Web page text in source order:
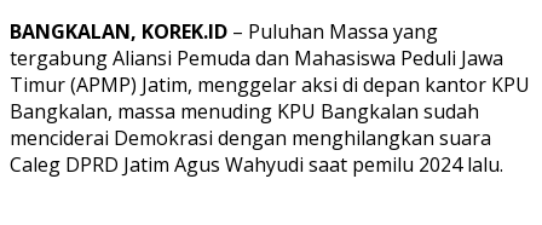
BANGKALAN, KOREK.ID – Puluhan Massa yang
tergabung Aliansi Pemuda dan Mahasiswa Peduli Jawa
Timur (APMP) Jatim, menggelar aksi di depan kantor KPU
Bangkalan, massa menuding KPU Bangkalan sudah
menciderai Demokrasi dengan menghilangkan suara
Caleg DPRD Jatim Agus Wahyudi saat pemilu 2024 lalu.